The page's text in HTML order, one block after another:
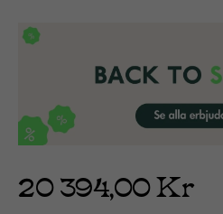
20 394,00 Kr